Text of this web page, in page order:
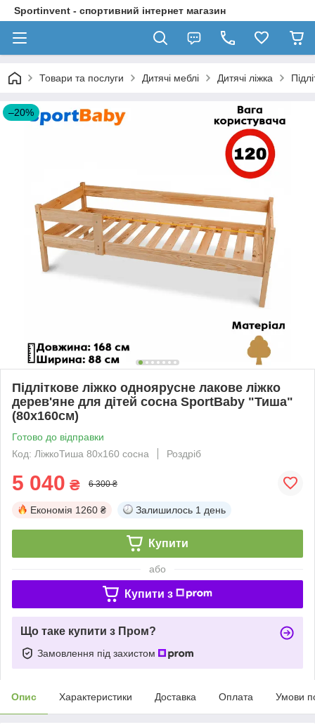
Sportinvent - спортивний інтернет магазин
Товари та послуги Дитячі меблі Дитячі ліжка
–20%
Підліткове ліжко одноярусне лакове ліжко
дерев'яне для дітей сосна SportBaby "Тиша"
(80х160см)
Готово до відправки
Код: ЛіжкоТиша 80х160 сосна
Роздріб
5 040 ₴ 6 300 ₴
Економія 1260 ₴ Залишилось 1 день
Купити
або
Купити з
Що таке купити з Пром?
Замовлення під захистом
Опис Характеристики Доставка Оплата Умови